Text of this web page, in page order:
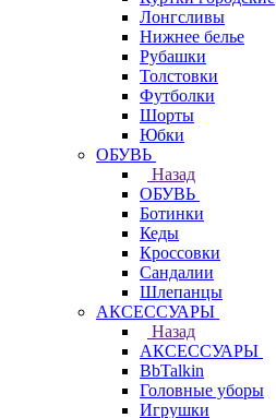
Лонгсливы
Нижнее белье
Рубашки
Толстовки
Футболки
Шорты
Юбки
ОБУВЬ
Назад
ОБУВЬ
Ботинки
Кеды
Кроссовки
Сандалии
Шлепанцы
АКСЕССУАРЫ
Назад
АКСЕССУАРЫ
BbTalkin
Головные уборы
Игрушки